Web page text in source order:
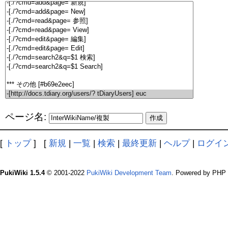
ページ名:
[ トップ] [ 新規 | 一覧 | 検索 | 最終更新 | ヘルプ| ログイ
PukiWiki 1.5.4© 2001-2022 PukiWiki Development Team. Powered by